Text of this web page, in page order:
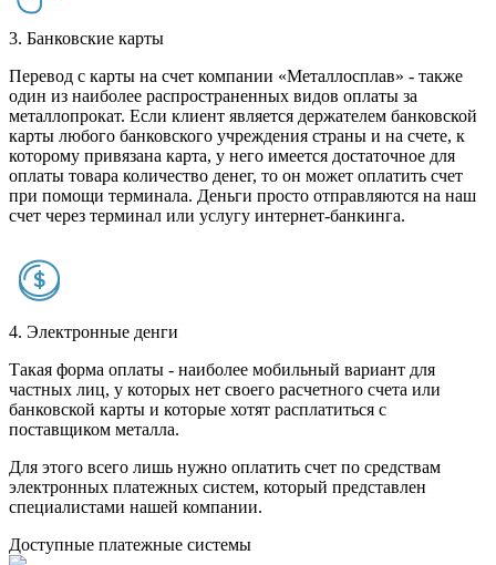
3. Банковские карты
Перевод с карты на счет компании «Металлосплав» - также
один из наиболее распространенных видов оплаты за
металлопрокат. Если клиент является держателем банковской
карты любого банковского учреждения страны и на счете, к
которому привязана карта, у него имеется достаточное для
оплаты товара количество денег, то он может оплатить счет
при помощи терминала. Деньги просто отправляются на наш
счет через терминал или услугу интернет-банкинга.
4. Электронные денги
Такая форма оплаты - наиболее мобильный вариант для
частных лиц, у которых нет своего расчетного счета или
банковской карты и которые хотят расплатиться с
поставщиком металла.
Для этого всего лишь нужно оплатить счет по средствам
электронных платежных систем, который представлен
специалистами нашей компании.
Доступные платежные системы